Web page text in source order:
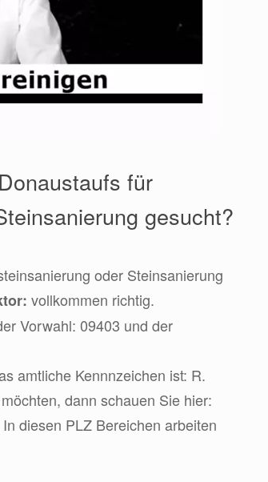
für
gesucht?
oder Steinsanierung
vollkommen richtig.
Vorwahl: 09403 und der
amtliche Kennnzeichen ist: R.
möchten, dann schauen Sie hier:
diesen PLZ Bereichen arbeiten